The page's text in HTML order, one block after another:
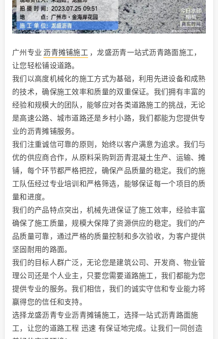
广州专业 沥青摊铺施工 ，龙盛沥青一站式沥青路面施工，
让您轻松铺设道路。
我们以高度机械化的施工方式为基础，利用先进设备和成熟
的技术，确保施工效率和质量的双重保证。我们拥有丰富的
经验和规模大的团队，能够应对各类道路施工的挑战，无论
是高速公路、城市道路还是乡村小路，我们都能为您提供专
业的沥青摊铺服务。
我们注重诚信可靠的原则，始终以客户满意为追求。我们与
优的供应商合作，从原料采购到沥青混凝土生产、运输、摊
铺，每个环节都严格把控，确保产品质量的稳定。我们的施
工队伍经过专业培训和严格筛选，能够保证每一个项目的质
量和进度。
我们的产品特点突出，机械先进保证了施工效率，经验丰富
确保了施工质量，规模大保障了资源供应的稳定。我们的产
品质量可靠，通过严格的质量控制和多次验收，为客户提供
坚固耐用的路面。
我们的目标人群广泛，无论您是建筑公司、开发商、物业管
理公司还是个人业主，只要您需要道路施工，我们都能为您
提供专业的服务。我们相信，我们的诚实守信和专业能力将
赢得您的信任和支持。
选择龙盛沥青专业沥青摊铺施工，选择一站式沥青路面施
工，让您的道路工程 迅速 有保证地完成。让我们一同创造